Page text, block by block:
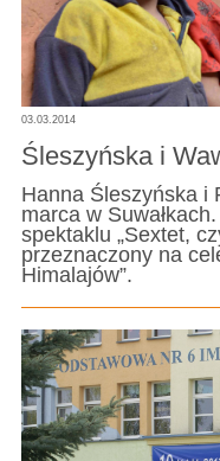
03.03.2014
Śleszyńska i
Hanna Śleszyńska i
marca w
spektaklu „Sextet,
przeznaczony na
Himalajów”.